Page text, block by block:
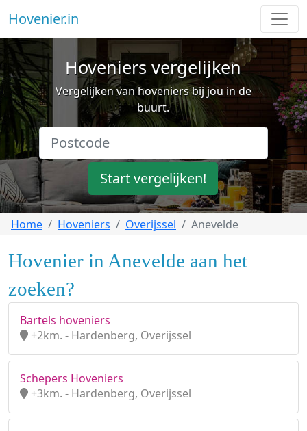
Hovenier.in
Hoveniers vergelijken
Vergelijken van hoveniers bij jou in de
buurt.
Start vergelijken!
Home Hoveniers Overijssel Anevelde
Hovenier in Anevelde aan het
zoeken?
Bartels hoveniers
+2km. - Hardenberg, Overijssel
Schepers Hoveniers
+3km. - Hardenberg, Overijssel